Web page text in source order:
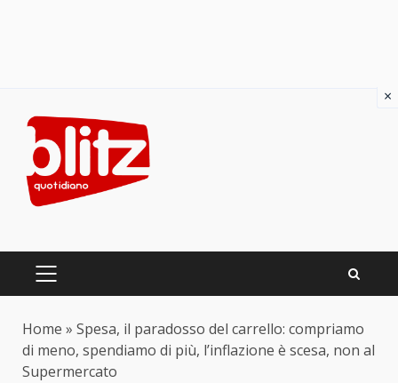
content
PRIMARY
Home » Spesa, il paradosso del carrello: compriamo
di meno, spendiamo di più, l’inflazione è scesa, non al
Supermercato
×